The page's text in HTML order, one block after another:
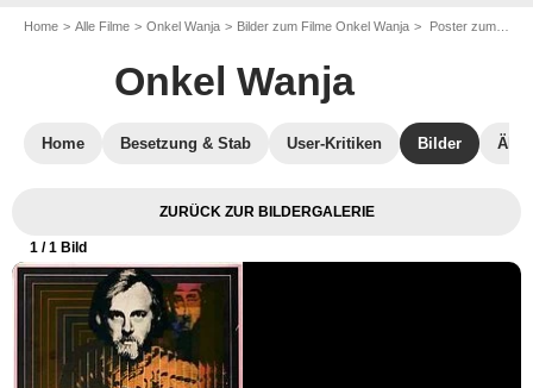
Home Alle Filme Onkel Wanja Bilder zum Filme Onkel Wanja Poster zum Film Onkel Wanja - Bild 1
Onkel Wanja
Home Besetzung & Stab User-Kritiken Bilder
ZURÜCK ZUR BILDERGALERIE
1 / 1 Bild